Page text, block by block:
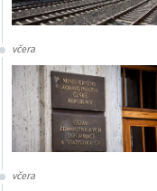
včera
včera